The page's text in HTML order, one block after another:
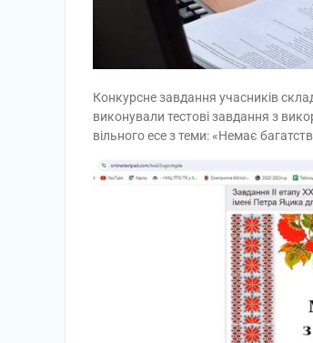
Конкурсне завдання учасників
виконували тестові завдання з
вільного есе з теми: «Немає